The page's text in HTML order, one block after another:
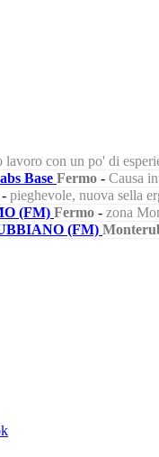
lavoro con un po' di
Base Fermo - Causa
- pieghevole, nuova sella
(FM) Fermo - zona
(FM)